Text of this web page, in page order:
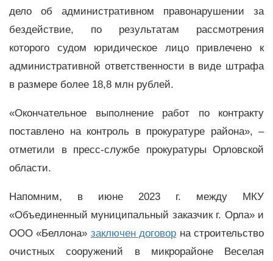
дело об административном правонарушении за
бездействие, по результатам рассмотрения
которого судом юридическое лицо привлечено к
административной ответственности в виде штрафа
в размере более 18,8 млн рублей.
«Окончательное выполнение работ по контракту
поставлено на контроль в прокуратуре района», –
отметили в пресс-службе прокуратуры Орловской
области.
Напомним, в июне 2023 г. между МКУ
«Объединенный муниципальный заказчик г. Орла» и
ООО «Беллона» заключен договор на строительство
очистных сооружений в микрорайоне Веселая